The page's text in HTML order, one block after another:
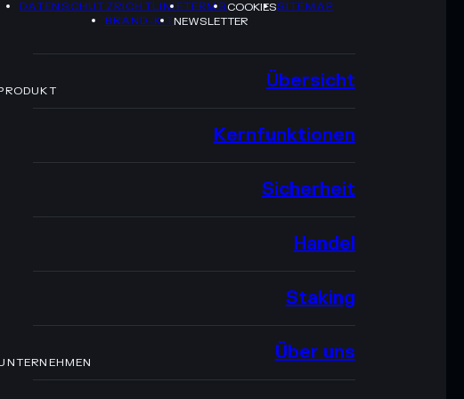
DATENSCHUTZRICHTLINIETERMSCOOKIESSITEMAP
BRAND-KITNEWSLETTER
Übersicht
Kernfunktionen
Sicherheit
Handel
Staking
Über uns